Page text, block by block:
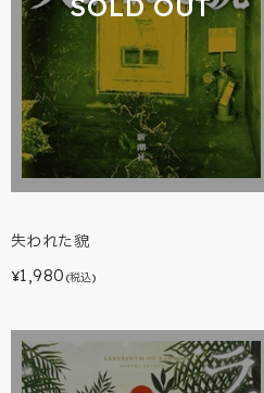
SOLD OUT
失われた貌
¥1,980 (税込)